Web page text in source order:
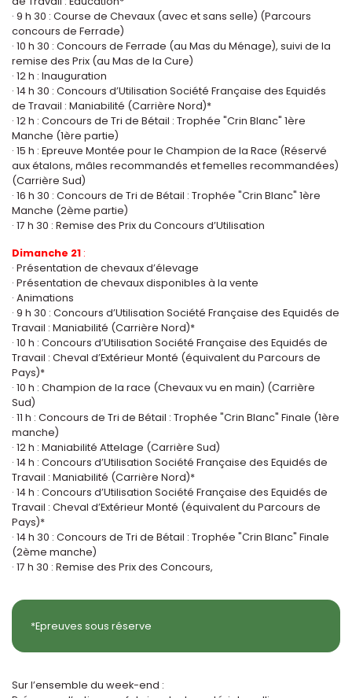
· 9 h 30 : Course de Chevaux (avec et sans selle) (Parcours
concours de Ferrade)
· 10 h 30 : Concours de Ferrade (au Mas du Ménage), suivi de la
remise des Prix (au Mas de la Cure)
· 12 h : Inauguration
· 14 h 30 : Concours d’Utilisation Société Française des Equidés
de Travail : Maniabilité (Carrière Nord)*
· 12 h : Concours de Tri de Bétail : Trophée "Crin Blanc" 1ère
Manche (1ère partie)
· 15 h : Epreuve Montée pour le Champion de la Race (Réservé
aux étalons, mâles recommandés et femelles recommandées)
(Carrière Sud)
· 16 h 30 : Concours de Tri de Bétail : Trophée "Crin Blanc" 1ère
Manche (2ème partie)
· 17 h 30 : Remise des Prix du Concours d’Utilisation
Dimanche 21 :
· Présentation de chevaux d’élevage
· Présentation de chevaux disponibles à la vente
· Animations
· 9 h 30 : Concours d’Utilisation Société Française des Equidés de
Travail : Maniabilité (Carrière Nord)*
· 10 h : Concours d’Utilisation Société Française des Equidés de
Travail : Cheval d’Extérieur Monté (équivalent du Parcours de
Pays)*
· 10 h : Champion de la race (Chevaux vu en main) (Carrière
Sud)
· 11 h : Concours de Tri de Bétail : Trophée "Crin Blanc" Finale (1ère
manche)
· 12 h : Maniabilité Attelage (Carrière Sud)
· 14 h : Concours d’Utilisation Société Française des Equidés de
Travail : Maniabilité (Carrière Nord)*
· 14 h : Concours d’Utilisation Société Française des Equidés de
Travail : Cheval d’Extérieur Monté (équivalent du Parcours de
Pays)*
· 14 h 30 : Concours de Tri de Bétail : Trophée "Crin Blanc" Finale
(2ème manche)
· 17 h 30 : Remise des Prix des Concours,
*Epreuves sous réserve
Sur l’ensemble du week-end :